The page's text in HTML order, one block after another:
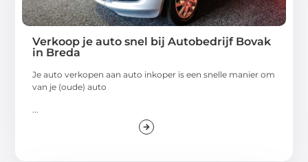
Verkoop je auto snel bij Autobedrijf Bovak
in Breda
Je auto verkopen aan auto inkoper is een snelle manier om
van je (oude) auto